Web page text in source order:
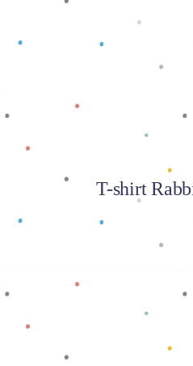
Baca
T-shirt